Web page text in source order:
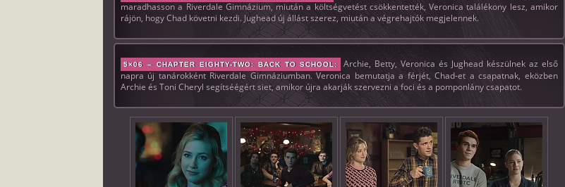
maradhasson a Riverdale Gimnázium, miután a költségvetést csökkentették, Veronica találékony lesz, amikor
rájön, hogy Chad követni kezdi. Jughead új állást szerez, miután a végrehajtók megjelennek.
5×06 – CHAPTER EIGHTY-TWO: BACK TO SCHOOL:
Archie, Betty, Veronica és Jughead készülnek az első
napra új tanárokként Riverdale Gimnáziumban. Veronica bemutatja a férjét, Chad-et a csapatnak, eközben
Archie és Toni Cheryl segítséégért siet, amikor újra akarják szervezni a foci és a pomponlány csapatot.